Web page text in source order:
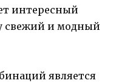
интересный
свежий и модный
является